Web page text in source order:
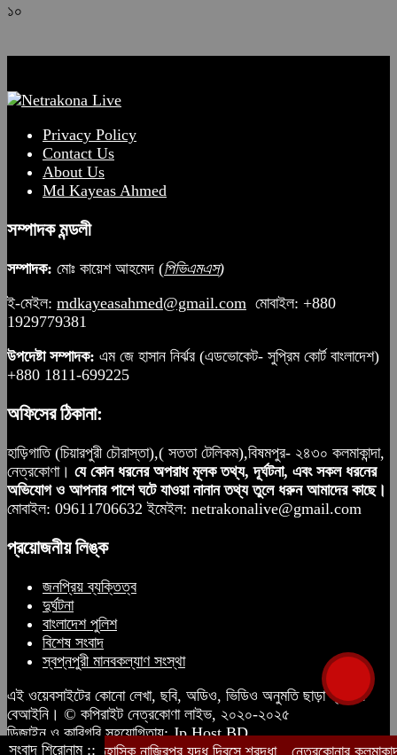
১০
Privacy Policy
Contact Us
About Us
Md Kayeas Ahmed
সম্পাদক মন্ডলী
সম্পাদক: মোঃ কায়েশ আহমেদ (পিভিএমএস)
ই-মেইল: mdkayeasahmed@gmail.com মোবাইল: +880
1929779381
উপদেষ্টা সম্পাদক: এম জে হাসান নির্ঝর (এডভোকেট- সুপ্রিম কোর্ট বাংলাদেশ)
+880 1811-699225
অফিসের ঠিকানা:
হাড়িগাতি (চিয়ারপুরী চৌরাস্তা),( সততা টেলিকম),বিষমপুর- ২৪৩০ কলমাকান্দা,
নেত্রকোণা। যে কোন ধরনের অপরাধ মূলক তথ্য, দূর্ঘটনা, এবং সকল ধরনের
অভিযোগ ও আপনার পাশে ঘটে যাওয়া নানান তথ্য তুলে ধরুন আমাদের কাছে।
মোবাইল: 09611706632 ইমেইল: netrakonalive@gmail.com
প্রয়োজনীয় লিঙ্ক
জনপ্রিয় ব্যক্তিত্ব
দুর্ঘটনা
বাংলাদেশ পুলিশ
বিশেষ সংবাদ
স্বপ্নপুরী মানবকল্যাণ সংস্থা
এই ওয়েবসাইটের কোনো লেখা, ছবি, অডিও, ভিডিও অনুমতি ছাড়া ব্যবহার
বেআইনি। © কপিরাইট নেত্রকোণা লাইভ, ২০২০-২০২৫
ডিজাইন ও কারিগরি সহযোগিতায়:Jp Host BD
সংবাদ শিরোনাম ::ঐতিহাসিক নাজিরপুর যুদ্ধ দিবসে শ্রদ্ধা নেত্রকোনার